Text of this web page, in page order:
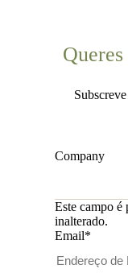
Queres
Company
Este campo é
inalterado.
Email*